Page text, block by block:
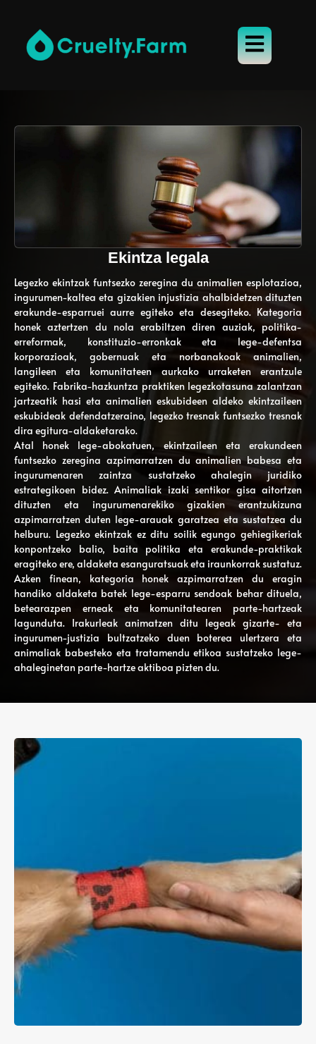
Ekintza legala
Legezko ekintzak funtsezko zeregina du animalien esplotazioa,
ingurumen-kaltea eta gizakien injustizia ahalbidetzen dituzten
erakunde-esparruei aurre egiteko eta desegiteko. Kategoria
honek aztertzen du nola erabiltzen diren auziak, politika-
erreformak, konstituzio-erronkak eta lege-defentsa
korporazioak, gobernuak eta norbanakoak animalien,
langileen eta komunitateen aurkako urraketen erantzule
egiteko. Fabrika-hazkuntza praktiken legezkotasuna zalantzan
jartzeatik hasi eta animalien eskubideen aldeko ekintzaileen
eskubideak defendatzeraino, legezko tresnak funtsezko tresnak
dira egitura-aldaketarako.
Atal honek lege-abokatuen, ekintzaileen eta erakundeen
funtsezko zeregina azpimarratzen du animalien babesa eta
ingurumenaren zaintza sustatzeko ahalegin juridiko
estrategikoen bidez. Animaliak izaki sentikor gisa aitortzen
dituzten eta ingurumenarekiko gizakien erantzukizuna
azpimarratzen duten lege-arauak garatzea eta sustatzea du
helburu. Legezko ekintzak ez ditu soilik egungo gehiegikeriak
konpontzeko balio, baita politika eta erakunde-praktikak
eragiteko ere, aldaketa esanguratsuak eta iraunkorrak sustatuz.
Azken finean, kategoria honek azpimarratzen du eragin
handiko aldaketa batek lege-esparru sendoak behar dituela,
betearazpen erneak eta komunitatearen parte-hartzeak
lagunduta. Irakurleak animatzen ditu legeak gizarte- eta
ingurumen-justizia bultzatzeko duen boterea ulertzera eta
animaliak babesteko eta tratamendu etikoa sustatzeko lege-
ahaleginetan parte-hartze aktiboa pizten du.